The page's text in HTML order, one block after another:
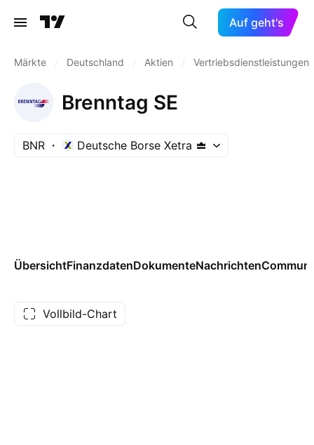
Auf geht's
Märkte Deutschland Aktien Vertriebsdienstleistungen
Brenntag SE
BNR Deutsche Borse Xetra
ÜbersichtFinanzdatenDokumenteNachrichten
Vollbild-Chart